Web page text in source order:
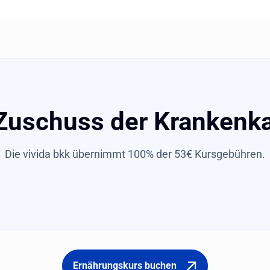
der
Die vivida bkk übernimmt 100% der 53€ Kursgebühren.
Ernährungskurs buchen